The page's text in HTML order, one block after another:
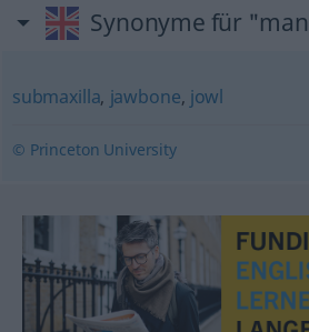
Synonyme für
submaxilla, jawbone, jowl
© Princeton University